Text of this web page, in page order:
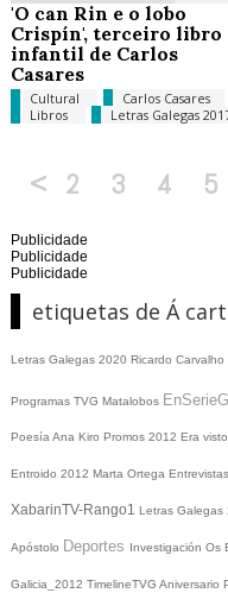
'O can Rin e o lobo
Crispín', terceiro libro
infantil de Carlos
Casares
Cultural
Carlos Casares
Libros
Letras Galegas
< 2 3 4 5
Publicidade
Publicidade
Publicidade
etiquetas de Á
Letras Galegas 2020 Ricardo Carvalho
Programas TVG Matalobos EnSerieG
Poesía Ana Kiro Promos 2012 Era visto
Entroido 2012 Marta Ortega
XabarinTV-Rango1 Letras Galegas
Apóstolo Deportes Investigación Os
Galicia_2012 TimelineTVG Aniversario